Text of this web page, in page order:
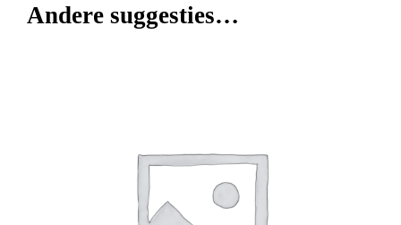
Andere suggesties…